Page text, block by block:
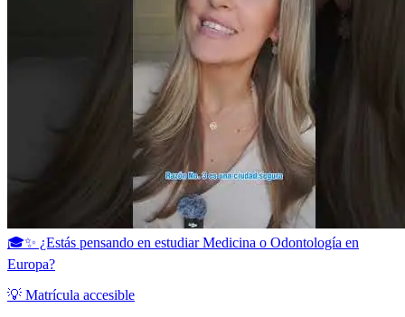
🎓✨ ¿Estás pensando en estudiar Medicina o Odontología en
Europa?
💡 Matrícula accesible